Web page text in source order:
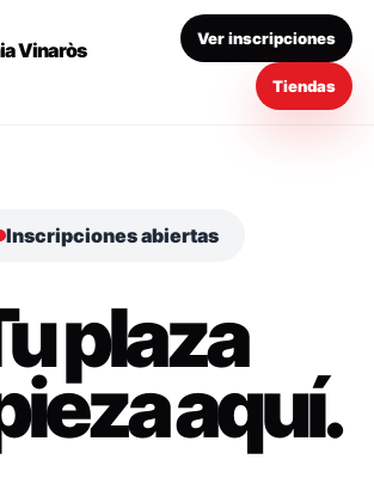
Vinaròs
Ver inscripciones
Tiendas
Inscripciones abiertas
plaza
aquí.